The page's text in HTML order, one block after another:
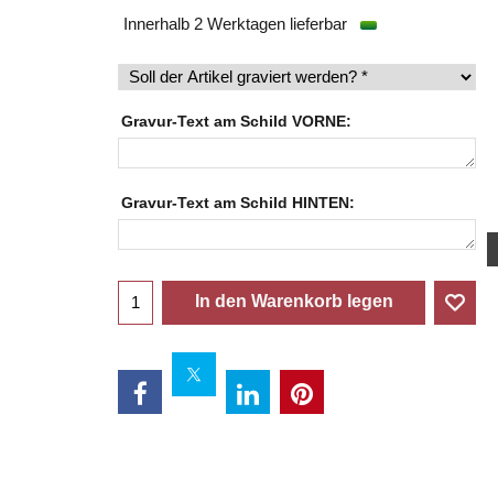
Innerhalb 2 Werktagen lieferbar
Gravur-Text am Schild VORNE:
Gravur-Text am Schild HINTEN:
In den Warenkorb legen